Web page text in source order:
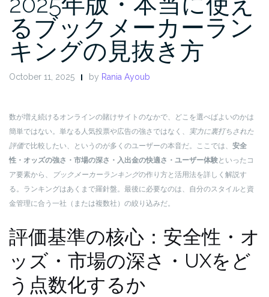
るブックメーカーラン
キングの見抜き方
October 11, 2025 by Rania Ayoub
数が増え続けるオンラインの賭けサイトのなかで、どこを選べばよいのかは
簡単ではない。単なる人気投票や広告の強さではなく、 実力に裏打ちされた
評価で比較したい、というのが多くのユーザーの本音だ。ここでは、 安全
性・オッズの強さ・市場の深さ・入出金の快適さ・ユーザー体験といったコ
ア要素から、
ブックメーカーランキングの作り方と活用法を詳しく解説す
る。ランキングはあくまで羅針盤。最後に必要なのは、自分のスタイルと資
金管理に合う一社（または複数社）の絞り込みだ。
評価基準の核心：安全性・オ
ッズ・市場の深さ・UXをど
う点数化するか